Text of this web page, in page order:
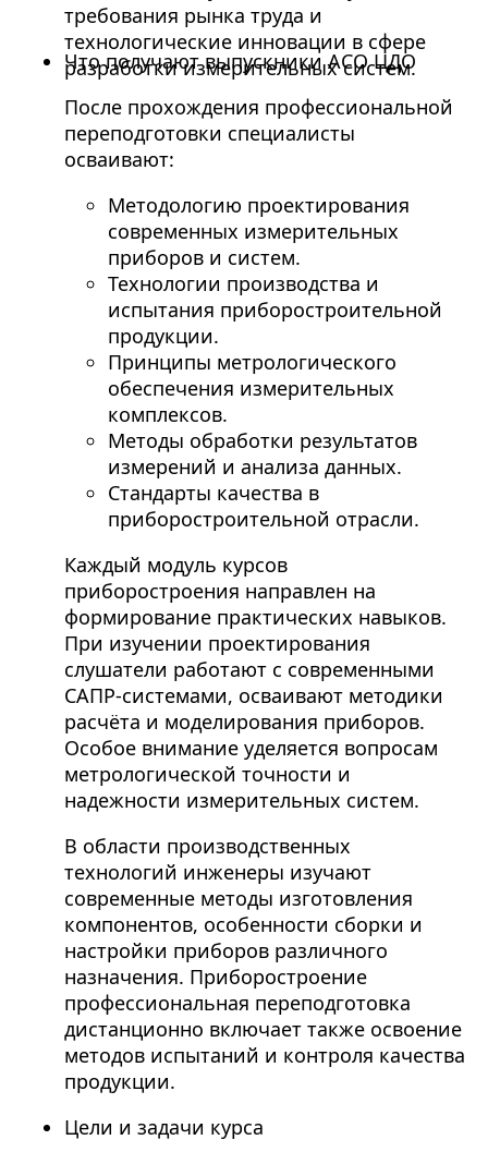
требования рынка труда и
технологические инновации в сфере
разработки измерительных систем.
Что получают выпускники АСО ЦДО
После прохождения профессиональной
переподготовки специалисты
осваивают:
Методологию проектирования
современных измерительных
приборов и систем.
Технологии производства и
испытания приборостроительной
продукции.
Принципы метрологического
обеспечения измерительных
комплексов.
Методы обработки результатов
измерений и анализа данных.
Стандарты качества в
приборостроительной отрасли.
Каждый модуль курсов
приборостроения направлен на
формирование практических навыков.
При изучении проектирования
слушатели работают с современными
САПР-системами, осваивают методики
расчёта и моделирования приборов.
Особое внимание уделяется вопросам
метрологической точности и
надежности измерительных систем.
В области производственных
технологий инженеры изучают
современные методы изготовления
компонентов, особенности сборки и
настройки приборов различного
назначения. Приборостроение
профессиональная переподготовка
дистанционно включает также освоение
методов испытаний и контроля качества
продукции.
Цели и задачи курса